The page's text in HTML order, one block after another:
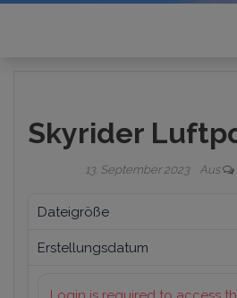
Skyrider
13. September 2023 Aus
Dateigröße
Erstellungsdatum